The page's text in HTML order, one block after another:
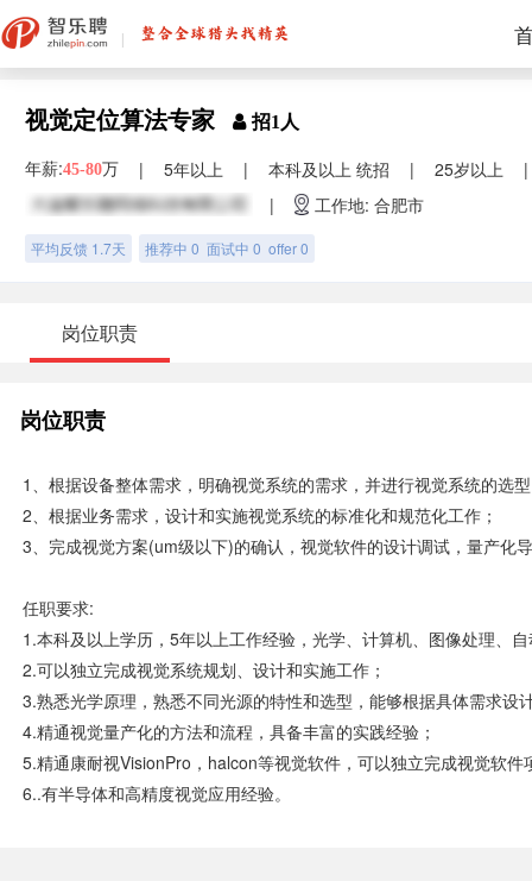
视觉定位算法专家 招1人
年薪:45-80万 | 5年以上 | 本科及以上 统招 | 25岁以上
|
|
工作地: 合肥市
平均反馈 1.7天 推荐中 0 面试中 0 offer 0
岗位职责
岗位职责
1、根据设备整体需求，明确视觉系统的需求，并进行视觉系统的选
2、根据业务需求，设计和实施视觉系统的标准化和规范化工作；
3、完成视觉方案(um级以下)的确认，视觉软件的设计调试，量产化
任职要求:
1.本科及以上学历，5年以上工作经验，光学、计算机、图像处理、
2.可以独立完成视觉系统规划、设计和实施工作；
3.熟悉光学原理，熟悉不同光源的特性和选型，能够根据具体需求设
4.精通视觉量产化的方法和流程，具备丰富的实践经验；
5.精通康耐视VisionPro，halcon等视觉软件，可以独立完成视觉软件
6..有半导体和高精度视觉应用经验。